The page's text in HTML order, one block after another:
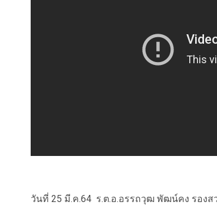
วันที่ 25 มี.ค.64 ร.ต.อ.อรรถวุฒ พัฒน์คง รองส